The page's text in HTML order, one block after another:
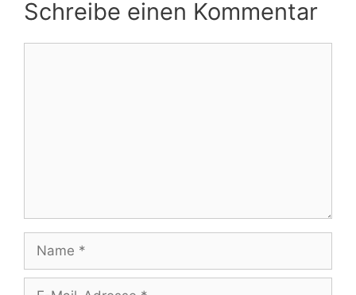
Schreibe einen Kommentar
Name